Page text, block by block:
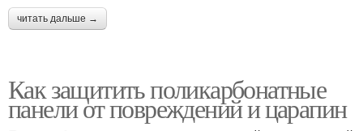
читать дальше →
Как защитить поликарбонатные
панели от повреждений и царапин